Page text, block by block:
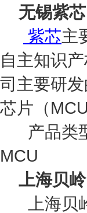
无锡紫芯
紫芯主
自主知识
司主要研
芯片（
产品类型
MCU
上海贝岭
上海贝岭